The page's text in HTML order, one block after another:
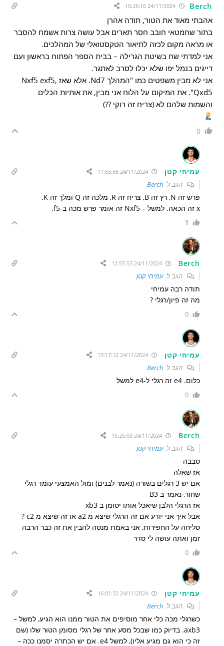
Berch
אהבתי מאוד את הטור, תודה אהרן
בתור שחמטאי חובב חסר תארים אבל עושה צרות אשמח להסבר
או מראה מקום לכזה לתיאור הטקסטואלי של המהלכים.
אני למדתי שח בשיטת הגרילה – בבית הספר הפתוח בראשון ועם
דייגים בנמל יפו שלא יכלו לסרב לאתגר.
אני לא מבין משפטים כמו "המהלך Nd7. אלא שאז Nxf5 exf5,
Qxd5". את המיקום על הלוח אני מבין, את אותיות הכלים
והשמות שלהם לא (צריח זה רוקי ??)
0
עמיחי קטן
הגב ל Berch
פרש זה N, רץ זה B, צריח זה R, מלכה זה Q ומלך זה K.
x זה הכאה. למשל – Nxf5 זה אומר פרש מכה ב-f5.
1
Berch
הגב לעמיחי קטן
תודה רבה עמיחי
מה זה פיון/רגלי ?
0
עמיחי קטן
הגב ל Berch
כלום. e4 זה רגלי ל-e4 למשל
0
Berch
הגב לעמיחי קטן
סבבה
אז שאלה
אם יש 3 רגלים בשורה (נאמר לבנים) ומול האמצעי עומד רגלי
שחור, נאמר ב B3
אז הרגלי הלבן שיאכל אותו יסומן ב xb3
אבל איך אני יודע אם זה הרגלי שיצא מ a2 או זה שיצא מ c2 ?
סליחה על החפירות, אני באמת מנסה להבין את זה כבר הרבה
זמן ואתה עושה לי סדר
0
עמיחי קטן
הגב ל Berch
כשרגלי מכה כלי אחר מוסיפים את הטור ממנו הוא הגיע, למשל –
axb3. בדיוק כמו שבכל מסע אחר של רגלי מסומן הטור שלו (שם
זה כי הוא גם מגיע אליו), למשל e4. אם יש הכתרה יסמנו ככה –